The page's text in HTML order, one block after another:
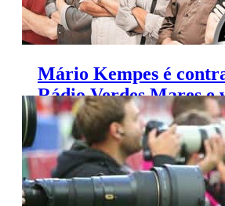
Mário Kempes é
Rádio Verdes Mares e
como comentarista